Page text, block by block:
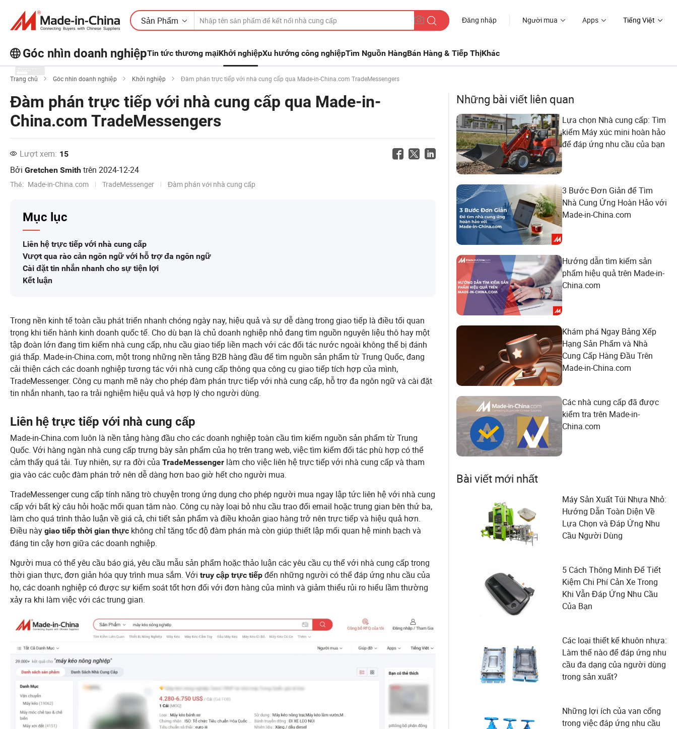
Sản Phẩm Đăng nhập Người mua Apps Tiếng Việt
Góc nhìn doanh nghiệpTin tức thương mạiKhởi nghiệpXu hướng công nghiệpTìm Nguồn HàngBán Hàng & Tiếp ThịKhác
Khám phá thêm các bài viết phổ biến
Xem Thêm
Trang chủ Góc nhìn doanh nghiệp Khởi nghiệp Đàm phán trực tiếp với nhà cung cấp qua Made-in-China.com TradeMessengers
Đàm phán trực tiếp với nhà cung cấp qua Made-in-
China.com TradeMessengers
Lượt xem: 15
Bởi Gretchen Smith trên 2024-12-24
Thẻ: Made-in-China.com TradeMessenger Đàm phán với nhà cung cấp
Mục lục
Liên hệ trực tiếp với nhà cung cấp
Vượt qua rào cản ngôn ngữ với hỗ trợ đa ngôn ngữ
Cài đặt tin nhắn nhanh cho sự tiện lợi
Kết luận
Trong nền kinh tế toàn cầu phát triển nhanh chóng ngày nay, hiệu quả và sự dễ dàng trong giao tiếp là điều tối quan
trọng khi tiến hành kinh doanh quốc tế. Cho dù bạn là chủ doanh nghiệp nhỏ đang tìm nguồn nguyên liệu thô hay một
tập đoàn lớn đang tìm kiếm nhà cung cấp, nhu cầu giao tiếp liền mạch với các đối tác nước ngoài không thể bị đánh
giá thấp. Made-in-China.com, một trong những nền tảng B2B hàng đầu để tìm nguồn sản phẩm từ Trung Quốc, đang
cải thiện cách các doanh nghiệp tương tác với nhà cung cấp thông qua công cụ giao tiếp tích hợp của mình,
TradeMessenger. Công cụ mạnh mẽ này cho phép đàm phán trực tiếp với nhà cung cấp, hỗ trợ đa ngôn ngữ và cài đặt
tin nhắn nhanh, tạo ra trải nghiệm hiệu quả và hợp lý cho người dùng.
Liên hệ trực tiếp với nhà cung cấp
Made-in-China.com luôn là nền tảng hàng đầu cho các doanh nghiệp toàn cầu tìm kiếm nguồn sản phẩm từ Trung
Quốc. Với hàng ngàn nhà cung cấp trưng bày sản phẩm của họ trên trang web, việc tìm kiếm đối tác phù hợp có thể
cảm thấy quá tải. Tuy nhiên, sự ra đời của TradeMessenger làm cho việc liên hệ trực tiếp với nhà cung cấp và tham
gia vào các cuộc đàm phán trở nên dễ dàng hơn bao giờ hết cho người mua.
TradeMessenger cung cấp tính năng trò chuyện trong ứng dụng cho phép người mua ngay lập tức liên hệ với nhà cung
cấp với bất kỳ câu hỏi hoặc mối quan tâm nào. Công cụ này loại bỏ nhu cầu trao đổi email hoặc trung gian bên thứ ba,
làm cho quá trình thảo luận về giá cả, chi tiết sản phẩm và điều khoản giao hàng trở nên trực tiếp và hiệu quả hơn.
Điều này giao tiếp thời gian thực không chỉ tăng tốc độ đàm phán mà còn giúp thiết lập mối quan hệ minh bạch và
đáng tin cậy hơn giữa các doanh nghiệp.
Người mua có thể yêu cầu báo giá, yêu cầu mẫu sản phẩm hoặc thảo luận các yêu cầu cụ thể với nhà cung cấp trong
thời gian thực, đơn giản hóa quy trình mua sắm. Với truy cập trực tiếp đến những người có thể đáp ứng nhu cầu của
họ, các doanh nghiệp có được sự kiểm soát tốt hơn đối với đơn hàng của mình và giảm thiểu rủi ro hiểu lầm thường
xảy ra khi làm việc với các trung gian.
Những bài viết liên quan
Lựa chọn Nhà cung cấp: Tìm
kiếm Máy xúc mini hoàn hảo
để đáp ứng nhu cầu của bạn
3 Bước Đơn Giản để Tìm
Nhà Cung Ứng Hoàn Hảo với
Made-in-China.com
Hướng dẫn tìm kiếm sản
phẩm hiệu quả trên Made-in-
China.com
Khám phá Ngay Bảng Xếp
Hạng Sản Phẩm và Nhà
Cung Cấp Hàng Đầu Trên
Made-in-China.com
Các nhà cung cấp đã được
kiểm tra trên Made-in-
China.com
Bài viết mới nhất
Máy Sản Xuất Túi Nhựa Nhỏ:
Hướng Dẫn Toàn Diện Về
Lựa Chọn và Đáp Ứng Nhu
Cầu Người Dùng
5 Cách Thông Minh Để Tiết
Kiệm Chi Phí Cản Xe Trong
Khi Vẫn Đáp Ứng Nhu Cầu
Của Bạn
Các loại thiết kế khuôn nhựa:
Làm thế nào để đáp ứng nhu
cầu đa dạng của người dùng
trong sản xuất?
Những lợi ích của van cổng
trong việc đáp ứng nhu cầu